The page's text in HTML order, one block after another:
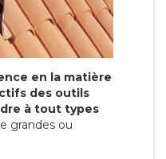
en la matière
des outils
à tout types
grandes ou